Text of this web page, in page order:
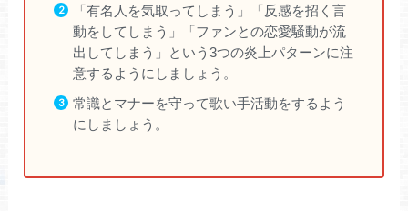
「有名人を気取ってしまう」「反感を招く言
動をしてしまう」「ファンとの恋愛騒動が流
出してしまう」という3つの炎上パターンに注
意するようにしましょう。
常識とマナーを守って歌い手活動をするよう
にしましょう。